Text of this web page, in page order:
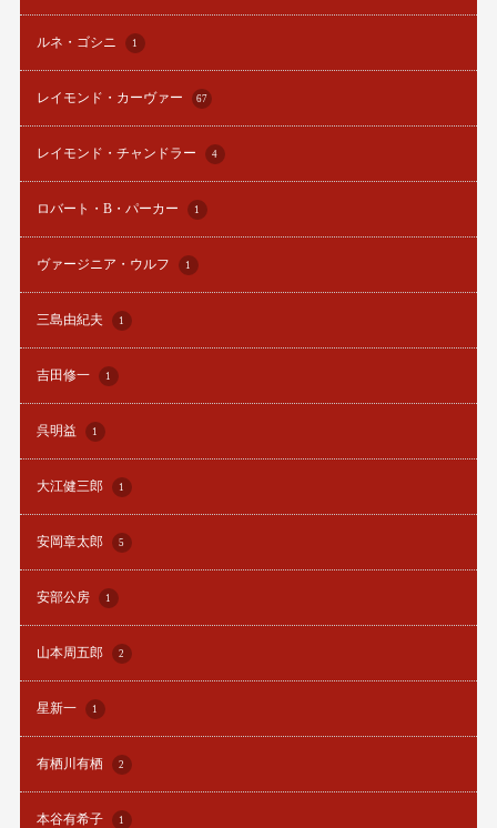
ルネ・ゴシニ 1
レイモンド・カーヴァー 67
レイモンド・チャンドラー 4
ロバート・B・パーカー 1
ヴァージニア・ウルフ 1
三島由紀夫 1
吉田修一 1
呉明益 1
大江健三郎 1
安岡章太郎 5
安部公房 1
山本周五郎 2
星新一 1
有栖川有栖 2
本谷有希子 1